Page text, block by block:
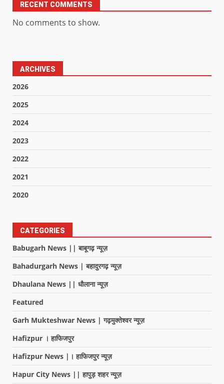
RECENT COMMENTS
No comments to show.
ARCHIVES
2026
2025
2024
2023
2022
2021
2020
CATEGORIES
Babugarh News || बाबूगढ़ न्यूज़
Bahadurgarh News | बहादुरगढ़ न्यूज़
Dhaulana News || धौलाना न्यूज़
Featured
Garh Mukteshwar News | गढ़मुक्तेश्वर न्यूज़
Hafizpur । हाफिजपुर
Hafizpur News |। हाफिजपुर न्यूज़
Hapur City News || हापुड़ शहर न्यूज़